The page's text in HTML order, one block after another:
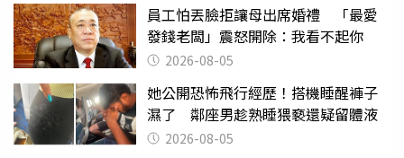
員工怕丟臉拒讓母出席婚禮 「最愛
發錢老闆」震怒開除：我看不起你
2026-08-05
她公開恐怖飛行經歷！搭機睡醒褲子
濕了 鄰座男趁熟睡猥褻還疑留體液
2026-08-05